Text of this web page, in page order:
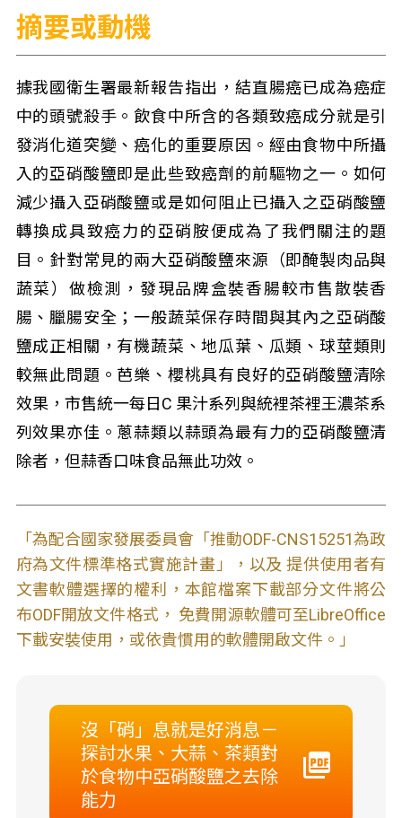
摘要或動機
據我國衛生署最新報告指出，結直腸癌已成為癌症
中的頭號殺手。飲食中所含的各類致癌成分就是引
發消化道突變、癌化的重要原因。經由食物中所攝
入的亞硝酸鹽即是此些致癌劑的前驅物之一。如何
減少攝入亞硝酸鹽或是如何阻止已攝入之亞硝酸鹽
轉換成具致癌力的亞硝胺便成為了我們關注的題
目。針對常見的兩大亞硝酸鹽來源（即醃製肉品與
蔬菜）做檢測，發現品牌盒裝香腸較市售散裝香
腸、臘腸安全；一般蔬菜保存時間與其內之亞硝酸
鹽成正相關，有機蔬菜、地瓜葉、瓜類、球莖類則
較無此問題。芭樂、櫻桃具有良好的亞硝酸鹽清除
效果，市售統一每日C 果汁系列與統裡茶裡王濃茶系
列效果亦佳。蔥蒜類以蒜頭為最有力的亞硝酸鹽清
除者，但蒜香口味食品無此功效。
「為配合國家發展委員會「推動ODF-CNS15251為政
府為文件標準格式實施計畫」，以及 提供使用者有
文書軟體選擇的權利，本館檔案下載部分文件將公
布ODF開放文件格式， 免費開源軟體可至LibreOffice
下載安裝使用，或依貴慣用的軟體開啟文件。」
沒「硝」息就是好消息－
探討水果、大蒜、茶類對
於食物中亞硝酸鹽之去除
能力